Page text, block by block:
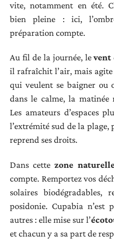
vite, notamment en été.
bien pleine : ici,
préparation compte.
Au fil de la journée, levent
il rafraîchit l’air, mais
qui veulent se baigner ou
dans le calme, la matinée
Les amateurs d’espaces
l’extrémité sud de la
reprend ses droits.
Dans cettezone
compte. Remportez vos
solaires biodégradables,
posidonie. Cupabia n’est
autres : elle mise sur l’
et chacun y a sa part de